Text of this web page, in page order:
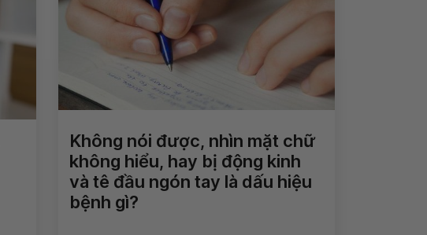
Không nói được, nhìn mặt chữ
không hiểu, hay bị động kinh
và tê đầu ngón tay là dấu hiệu
bệnh gì?